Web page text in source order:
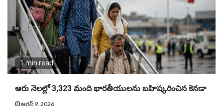
1 min read
ఆరు నెలల్లో 3,323 మంది భారతీయులను బహిష్కరించిన కెనడా
ఆగస్ట్ 9, 2026